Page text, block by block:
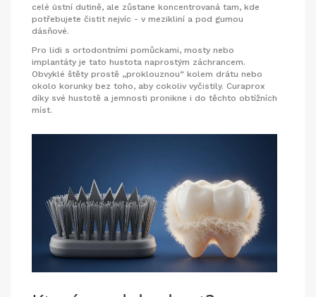
celé ústní dutině, ale zůstane koncentrovaná tam, kde
potřebujete čistit nejvíc - v mezikliní a pod gumou
dásňové.
Pro lidi s ortodontními pomůckami, mosty nebo
implantáty je tato hustota naprostým záchrancem.
Obvyklé štěty prostě „proklouznou“ kolem drátu nebo
okolo korunky bez toho, aby cokoliv vyčistily. Curaprox
díky své hustotě a jemnosti pronikne i do těchto obtížních
míst.